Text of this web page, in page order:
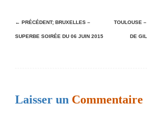
N
a
a
← PRÉCÉDENT; BRUXELLES –
SUPERBE SOIRÉE DU 06 JUIN 2015
TOULOUSE
DE
Laisser un Commentaire